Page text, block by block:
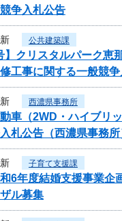
争入札公告
公共建築課
】クリスタルパーク恵
工事に関する一般競
西濃県事務所
車（2WD・ハイブリ
札公告（西濃県事務所
子育て支援課
和6年度結婚支援事業企
ル募集